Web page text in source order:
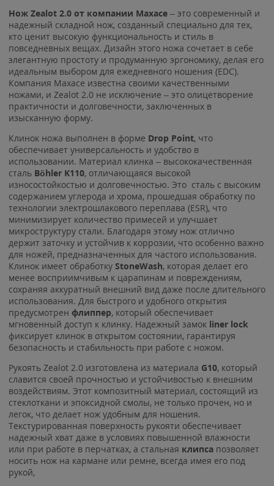
Нож Zealot 2.0 от компании Maxace – это современный и
надежный складной нож, созданный специально для тех,
кто ценит высокую функциональность и стиль в
повседневных вещах. Дизайн этого ножа сочетает в себе
элегантную простоту и продуманную эргономику, делая его
идеальным выбором для ежедневного ношения (EDC).
Компания Maxace известна своими качественными
ножами, и Zealot 2.0 не исключение – это олицетворение
практичности и долговечности, заключенных в
изысканную форму.
Клинок ножа выполнен в форме Drop Point, что
обеспечивает универсальность и удобство в
использовании. Материал клинка – высококачественная
сталь Böhler K110, отличающаяся высокой
износостойкостью и долговечностью. Это сталь с высоким
содержанием углерода и хрома, прошедшая обработку по
технологии электрошлакового переплава (ESR), что
минимизирует количество примесей и улучшает
микроструктуру стали. Благодаря этому нож отлично
держит заточку и устойчив к коррозии, что особенно важно
для ножей, предназначенных для частого использования.
Клинок имеет обработку StoneWash, которая делает его
менее восприимчивым к царапинам и повреждениям,
сохраняя аккуратный внешний вид даже после длительного
использования. Для быстрого и удобного открытия
предусмотрен флиппер, который обеспечивает
мгновенный доступ к клинку. Надежный замок liner lock
фиксирует клинок в открытом состоянии, гарантируя
безопасность и стабильность при работе с ножом.
Рукоять Zealot 2.0 изготовлена из материала G10, который
славится своей прочностью и устойчивостью к внешним
воздействиям. Этот композитный материал, состоящий из
стеклоткани и эпоксидной смолы, не только прочен, но и
легок, что делает нож удобным для ношения.
Текстурированная поверхность рукояти обеспечивает
надежный хват даже в условиях повышенной влажности
или при работе в перчатках, а стальная клипса позволяет
носить нож на кармане или ремне, всегда имея его под
рукой,